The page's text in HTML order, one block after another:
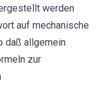
werden
auf mechanische
daß allgemein
zur